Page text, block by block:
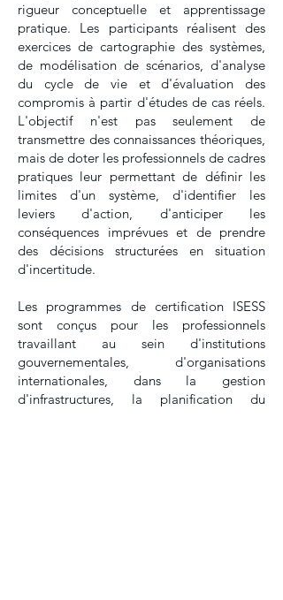
rigueur conceptuelle et apprentissage
pratique. Les participants réalisent des
exercices de cartographie des systèmes,
de modélisation de scénarios, d'analyse
du cycle de vie et d'évaluation des
compromis à partir d'études de cas réels.
L'objectif n'est pas seulement de
transmettre des connaissances théoriques,
mais de doter les professionnels de cadres
pratiques leur permettant de définir les
limites d'un système, d'identifier les
leviers d'action, d'anticiper les
conséquences imprévues et de prendre
des décisions structurées en situation
d'incertitude.
Les programmes de certification ISESS
sont conçus pour les professionnels
travaillant au sein d'institutions
gouvernementales, d'organisations
internationales, dans la gestion
d'infrastructures, la planification du